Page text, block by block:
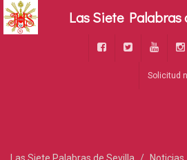
Solicitud
Las Siete Palabras